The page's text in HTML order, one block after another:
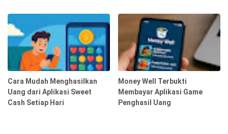
Cara Mudah Menghasilkan
Uang dari Aplikasi Sweet
Cash Setiap Hari
Money Well Terbukti
Membayar Aplikasi Game
Penghasil Uang